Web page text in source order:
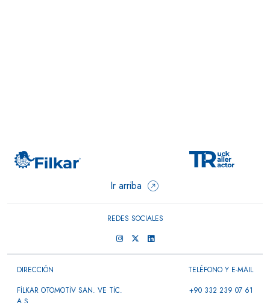
Ir arriba
REDES SOCIALES
DIRECCIÓN
FİLKAR OTOMOTİV SAN. VE TİC.
TELÉFONO Y E-MAIL
+90 332 239 07 61